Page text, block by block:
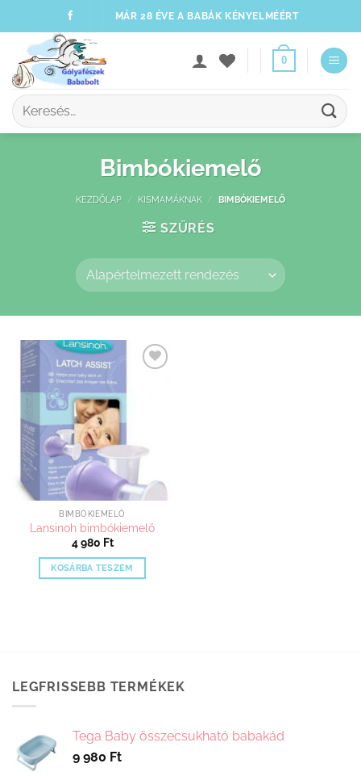
to
content
MÁR 28 ÉVE A BABÁK KÉNYELMÉÉRT
0
Keresés
a
Bimbókiemelő
KEZDŐLAP / KISMAMÁKNAK / BIMBÓKIEMELŐ
SZŰRÉS
Kedvenceimhez
adom
BIMBÓKIEMELŐ
Lansinoh bimbókiemelő
4 980 Ft
KOSÁRBA TESZEM
LEGFRISSEBB TERMÉKEK
Tega Baby összecsukható babakád
9 980 Ft